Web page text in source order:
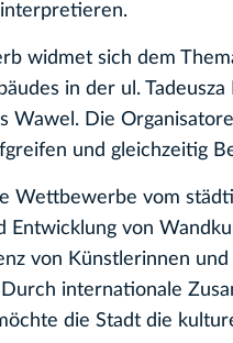
widmet sich dem
in der ul.
Wawel. Die
und gleichzeitig
Wettbewerbe vom
Entwicklung von
von Künstlerinnen
internationale
die Stadt die